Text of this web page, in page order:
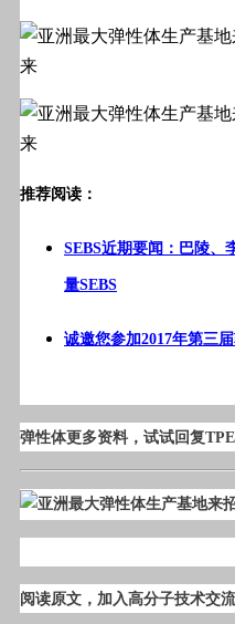
推荐阅读：
SEBS近期要闻：巴陵、
量SEBS
诚邀您参加2017年第三
弹性体更多资料，试试回复
阅读原文，加入高分子技术交流